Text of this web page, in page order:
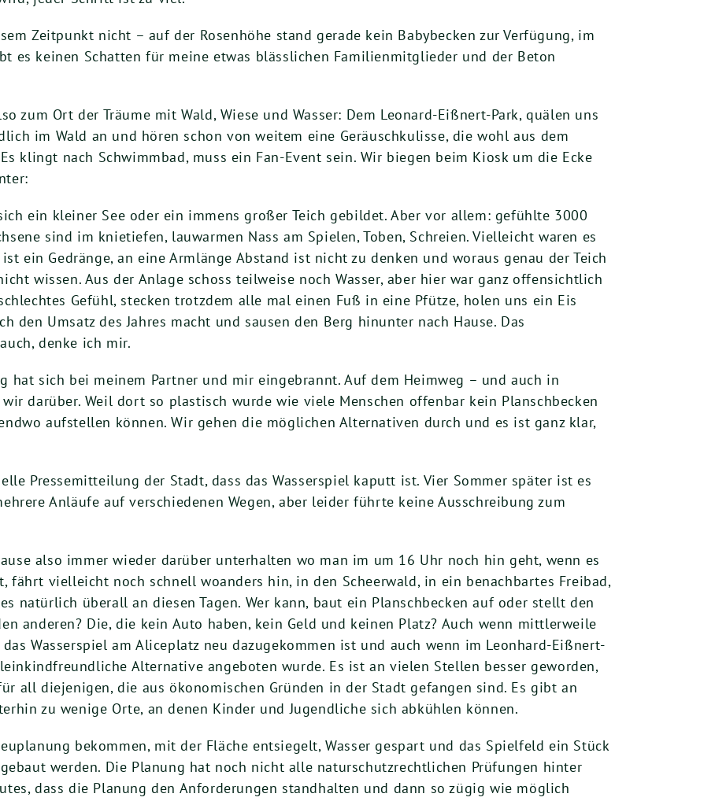
Zeitpunkt nicht – auf der Rosenhöhe stand gerade kein Babybecken zur Verfügung, im
es keinen Schatten für meine etwas blässlichen Familienmitglieder und der Beton
zum Ort der Träume mit Wald, Wiese und Wasser: Dem Leonard-Eißnert-Park, quälen uns
im Wald an und hören schon von weitem eine Geräuschkulisse, die wohl aus dem
klingt nach Schwimmbad, muss ein Fan-Event sein. Wir biegen beim Kiosk um die Ecke
ein kleiner See oder ein immens großer Teich gebildet. Aber vor allem: gefühlte 3000
sind im knietiefen, lauwarmen Nass am Spielen, Toben, Schreien. Vielleicht waren es
ein Gedränge, an eine Armlänge Abstand ist nicht zu denken und woraus genau der Teich
wissen. Aus der Anlage schoss teilweise noch Wasser, aber hier war ganz offensichtlich
Gefühl, stecken trotzdem alle mal einen Fuß in eine Pfütze, holen uns ein Eis
den Umsatz des Jahres macht und sausen den Berg hinunter nach Hause. Das
denke ich mir.
hat sich bei meinem Partner und mir eingebrannt. Auf dem Heimweg – und auch in
darüber. Weil dort so plastisch wurde wie viele Menschen offenbar kein Planschbecken
aufstellen können. Wir gehen die möglichen Alternativen durch und es ist ganz klar,
Pressemitteilung der Stadt, dass das Wasserspiel kaputt ist. Vier Sommer später ist es
Anläufe auf verschiedenen Wegen, aber leider führte keine Ausschreibung zum
also immer wieder darüber unterhalten wo man im um 16 Uhr noch hin geht, wenn es
fährt vielleicht noch schnell woanders hin, in den Scheerwald, in ein benachbartes Freibad,
natürlich überall an diesen Tagen. Wer kann, baut ein Planschbecken auf oder stellt den
anderen? Die, die kein Auto haben, kein Geld und keinen Platz? Auch wenn mittlerweile
Wasserspiel am Aliceplatz neu dazugekommen ist und auch wenn im Leonhard-Eißnert-
Alternative angeboten wurde. Es ist an vielen Stellen besser geworden,
all diejenigen, die aus ökonomischen Gründen in der Stadt gefangen sind. Es gibt an
zu wenige Orte, an denen Kinder und Jugendliche sich abkühlen können.
bekommen, mit der Fläche entsiegelt, Wasser gespart und das Spielfeld ein Stück
werden. Die Planung hat noch nicht alle naturschutzrechtlichen Prüfungen hinter
dass die Planung den Anforderungen standhalten und dann so zügig wie möglich